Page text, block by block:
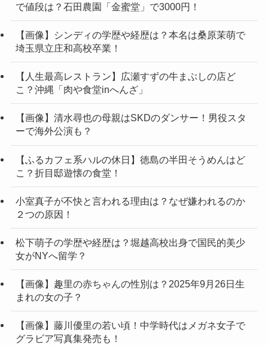
で値段は？石田農園「金蜜堂」で3000円！
【画像】シンディの学歴や経歴は？本名は桑原茉萌で
埼玉県立庄和高校卒業！
【人生最高レストラン】広瀬すずの牛まぶしの店ど
こ？沖縄「肉や食堂inへんざ」
【画像】清水尋也の母親はSKDのダンサー！男役スタ
ーで海外公演も？
【ふるカフェ系ハルの休日】徳島の半田そうめんはど
こ？折目邸遊懐の食堂！
小室真子が不快と言われる理由は？なぜ嫌われるのか
２つの原因！
松下萌子の学歴や経歴は？堀越高校出身で国民的美少
女がNYへ留学？
【画像】趣里の赤ちゃんの性別は？2025年9月26日生
まれの女の子？
【画像】藤川優里の若い頃！中学時代はメガネ女子で
グラビア写真集発売も！